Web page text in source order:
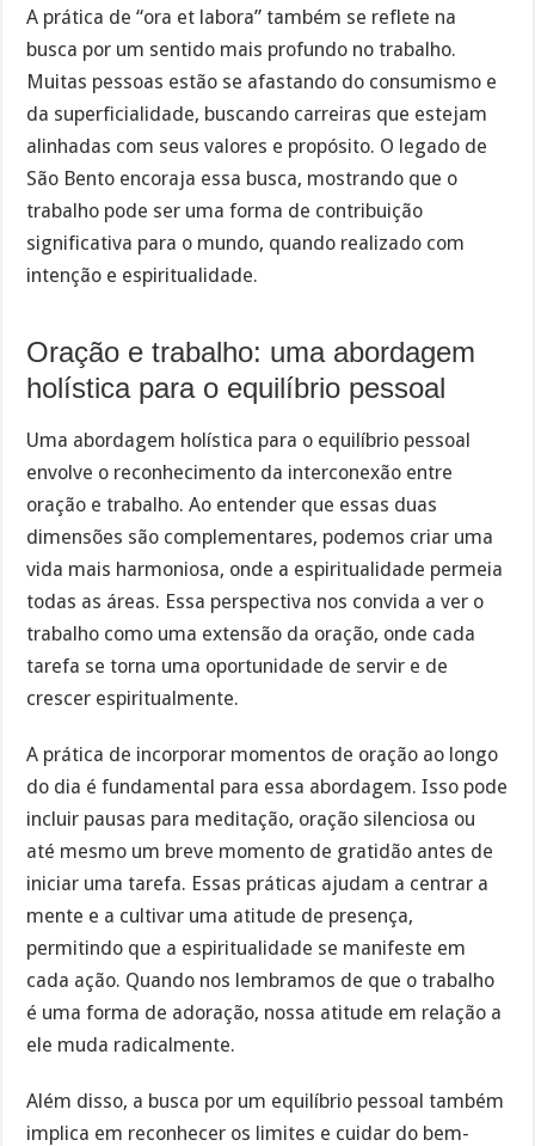
A prática de “ora et labora” também se reflete na
busca por um sentido mais profundo no trabalho.
Muitas pessoas estão se afastando do consumismo e
da superficialidade, buscando carreiras que estejam
alinhadas com seus valores e propósito. O legado de
São Bento encoraja essa busca, mostrando que o
trabalho pode ser uma forma de contribuição
significativa para o mundo, quando realizado com
intenção e espiritualidade.
Oração e trabalho: uma abordagem
holística para o equilíbrio pessoal
Uma abordagem holística para o equilíbrio pessoal
envolve o reconhecimento da interconexão entre
oração e trabalho. Ao entender que essas duas
dimensões são complementares, podemos criar uma
vida mais harmoniosa, onde a espiritualidade permeia
todas as áreas. Essa perspectiva nos convida a ver o
trabalho como uma extensão da oração, onde cada
tarefa se torna uma oportunidade de servir e de
crescer espiritualmente.
A prática de incorporar momentos de oração ao longo
do dia é fundamental para essa abordagem. Isso pode
incluir pausas para meditação, oração silenciosa ou
até mesmo um breve momento de gratidão antes de
iniciar uma tarefa. Essas práticas ajudam a centrar a
mente e a cultivar uma atitude de presença,
permitindo que a espiritualidade se manifeste em
cada ação. Quando nos lembramos de que o trabalho
é uma forma de adoração, nossa atitude em relação a
ele muda radicalmente.
Além disso, a busca por um equilíbrio pessoal também
implica em reconhecer os limites e cuidar do bem-